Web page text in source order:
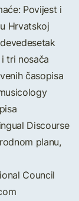
Povijest i
Hrvatskoj
tri nosača
časopisa
Discourse
planu,
Council